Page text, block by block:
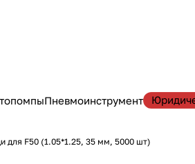
Пневмоинструмент
для F50 (1.05*1.25, 35 мм, 5000 шт)